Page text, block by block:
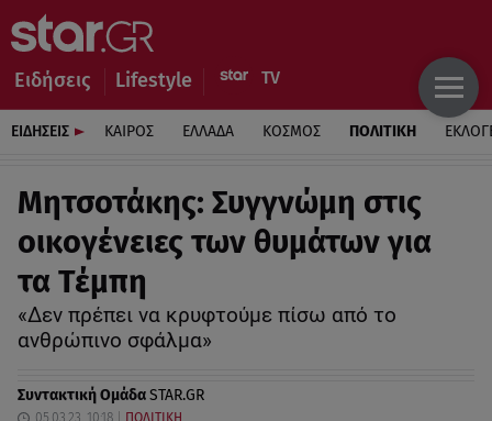
Ειδήσεις Lifestyle
ΕΙΔΗΣΕΙΣ ΚΑΙΡΟΣ ΕΛΛΑΔΑ ΚΟΣΜΟΣ ΠΟΛΙΤΙΚΗ
Μητσοτάκης: Συγγνώμη στις
οικογένειες των θυμάτων για
τα Τέμπη
«Δεν πρέπει να κρυφτούμε πίσω από το
ανθρώπινο σφάλμα»
Συντακτική ΟμάδαSTAR.GR
05.03.23, 10:18 ΠΟΛΙΤΙΚΗ